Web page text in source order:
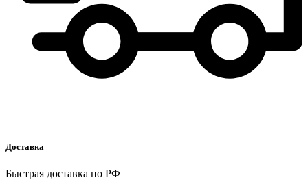
Доставка
Быстрая доставка по РФ